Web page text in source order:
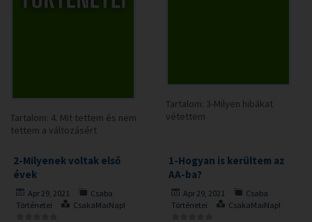
Tartalom: 4. Mit tettem és nem
tettem a változásért
Tartalom: 3-Milyen hibákat
vétettem
2-Milyenek voltak első
évek
Apr 29, 2021
Csaba
Történetei
CsakaMaiNap!
1-Hogyan is kerültem az
AA-ba?
Apr 29, 2021
Csaba
Történetei
CsakaMaiNap!